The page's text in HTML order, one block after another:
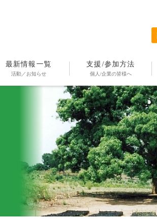
最新情報一覧
活動／お知らせ
支援/参加方法
個人/企業の皆様へ